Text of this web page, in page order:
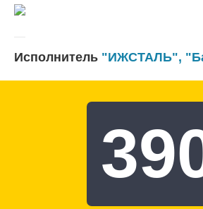
Исполнитель "ИЖСТАЛЬ",